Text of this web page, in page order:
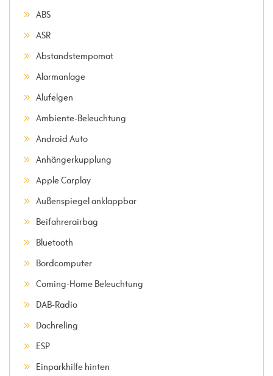
ABS
ASR
Abstandstempomat
Alarmanlage
Alufelgen
Ambiente-Beleuchtung
Android Auto
Anhängerkupplung
Apple Carplay
Außenspiegel anklappbar
Beifahrerairbag
Bluetooth
Bordcomputer
Coming-Home Beleuchtung
DAB-Radio
Dachreling
ESP
Einparkhilfe hinten